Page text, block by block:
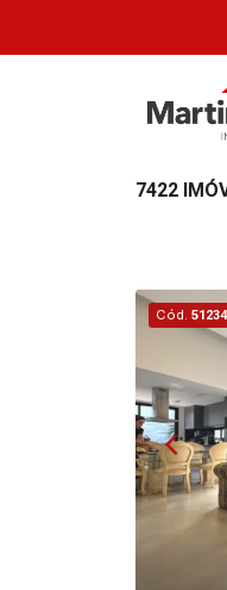
7422
Cód. 51234